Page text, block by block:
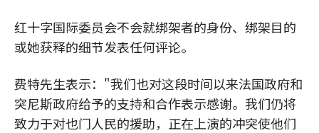
红十字国际委员会不会就绑架者的身份、绑架目的
或她获释的细节发表任何评论。
费特先生表示："我们也对这段时间以来法国政府和
突尼斯政府给予的支持和合作表示感谢。我们仍将
致力于对也门人民的援助，正在上演的冲突使他们